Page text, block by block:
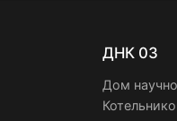
ДНК 03
Дом